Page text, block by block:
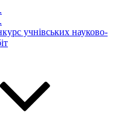
учнівських науково-